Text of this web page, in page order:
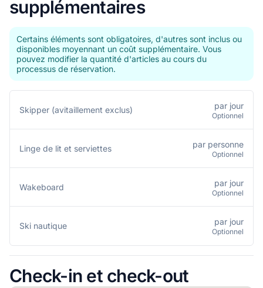
supplémentaires
Certains éléments sont obligatoires, d'autres sont inclus ou
disponibles moyennant un coût supplémentaire. Vous
pouvez modifier la quantité d'articles au cours du
processus de réservation.
Skipper (avitaillement exclus) par jour
Optionnel
Linge de lit et serviettes par personne
Optionnel
Wakeboard par jour
Optionnel
Ski nautique par jour
Optionnel
Check-in et check-out